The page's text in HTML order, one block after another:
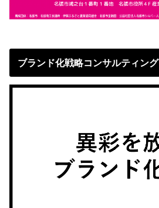
ブランド化戦略コンサルティング